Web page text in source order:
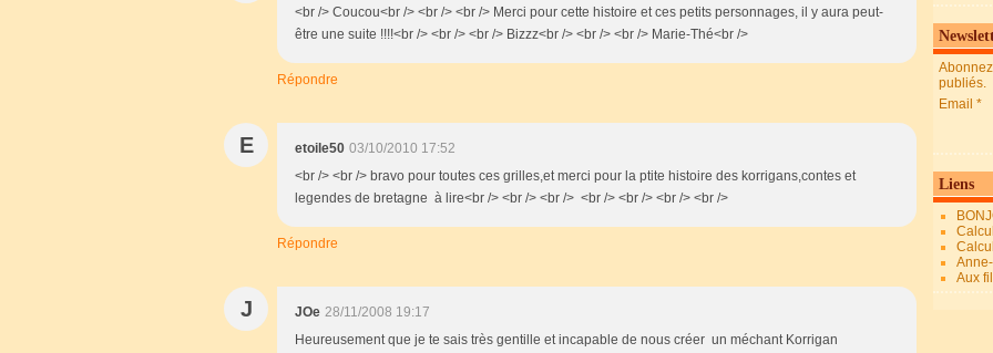
<br /> Coucou<br /> <br /> <br /> Merci pour cette histoire et ces petits personnages, il y aura peut-
être une suite !!!!<br /> <br /> <br /> Bizzz<br /> <br /> <br /> Marie-Thé<br />
Répondre
E etoile50 03/10/2010 17:52
<br /> <br /> bravo pour toutes ces grilles,et merci pour la ptite histoire des korrigans,contes et
legendes de bretagne à lire<br /> <br /> <br /> <br /> <br /> <br /> <br />
Répondre
J JOe 28/11/2008 19:17
Heureusement que je te sais très gentille et incapable de nous créer un méchant Korrigan
publiés.
Email
Liens
Aux